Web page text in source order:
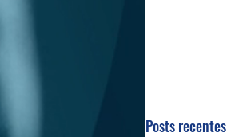
Posts recentes